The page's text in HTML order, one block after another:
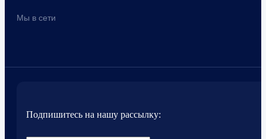
Мы в сети
Подпишитесь на нашу рассылку: